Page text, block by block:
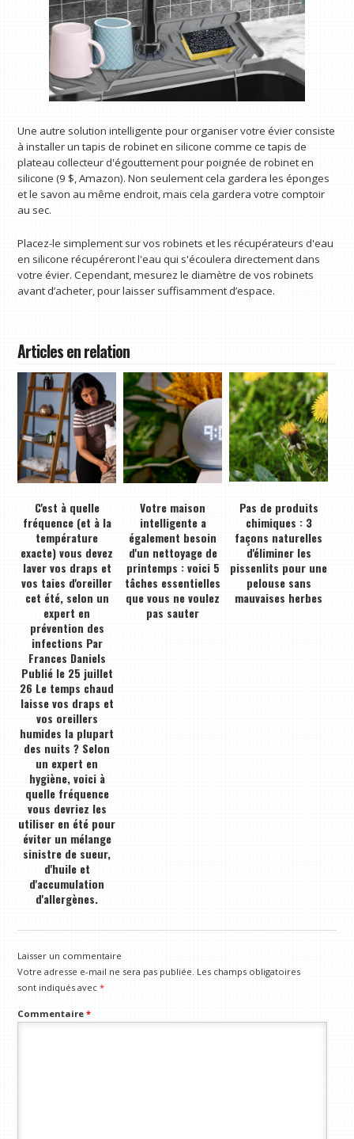
Une autre solution intelligente pour organiser votre évier consiste
à installer un tapis de robinet en silicone comme ce tapis de
plateau collecteur d'égouttement pour poignée de robinet en
silicone (9 $, Amazon). Non seulement cela gardera les éponges
et le savon au même endroit, mais cela gardera votre comptoir
au sec.
Placez-le simplement sur vos robinets et les récupérateurs d'eau
en silicone récupéreront l'eau qui s'écoulera directement dans
votre évier. Cependant, mesurez le diamètre de vos robinets
avant d’acheter, pour laisser suffisamment d’espace.
Articles en relation
C'est à quelle
fréquence (et à la
température
exacte) vous devez
laver vos draps et
vos taies d'oreiller
cet été, selon un
expert en
prévention des
infections Par
Frances Daniels
Publié le 25 juillet
26 Le temps chaud
laisse vos draps et
vos oreillers
humides la plupart
des nuits ? Selon
un expert en
hygiène, voici à
quelle fréquence
vous devriez les
utiliser en été pour
éviter un mélange
sinistre de sueur,
d'huile et
d'accumulation
d'allergènes.
Votre maison
intelligente a
également besoin
d'un nettoyage de
printemps : voici 5
tâches essentielles
que vous ne voulez
pas sauter
Pas de produits
chimiques : 3
façons naturelles
d'éliminer les
pissenlits pour une
pelouse sans
mauvaises herbes
Laisser un commentaire
Votre adresse e-mail ne sera pas publiée. Les champs obligatoires
sont indiqués avec*
Commentaire*